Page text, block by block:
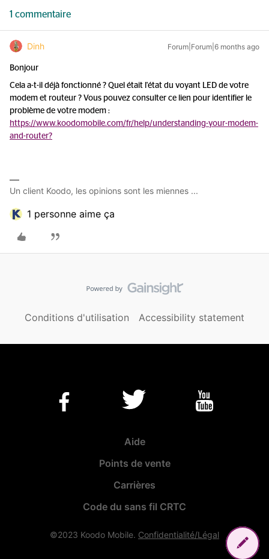
1 commentaire
Dinh Forum|Forum|6 months ago
Bonjour
Cela a-t-il déjà fonctionné ? Quel était l'état du voyant LED de votre
modem et routeur ? Vous pouvez consulter ce lien pour identifier le
problème de votre modem :
https://www.koodomobile.com/fr/help/understanding-your-modem-
and-router?
Un client Koodo, les opinions sont les miennes ...
1 personne aime ça
Conditions d'utilisation Accessibility statement
Aide
Points de vente
Carrières
Code du sans fil CRTC
©2023 Koodo Mobile. Confidentialité/Légal